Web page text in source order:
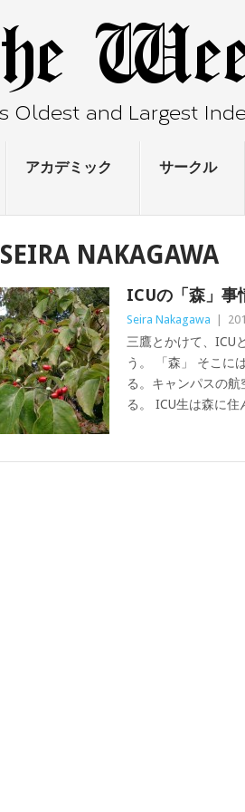
アカデミック サークル
SEIRA NAKAGAWA
ICUの「森」事
Seira Nakagawa
三鷹とかけて、ICU
う。 「森」 そこに
る。キャンパスの
る。 ICU生は森に